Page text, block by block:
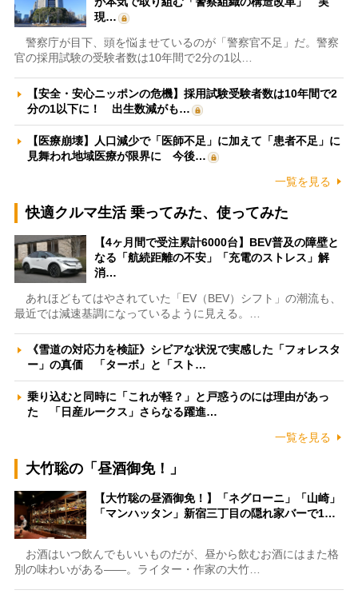
現…
警察庁が目下、頭を悩ませているのが「警察官不足」だ。警察
官の採用試験の受験者数は10年間で2分の1以…
【安全・安心ニッポンの危機】採用試験受験者数は10年間で2
分の1以下に！ 出生数減がも…
【医療崩壊】人口減少で「医師不足」に加えて「患者不足」に
見舞われ地域医療が限界に 今後…
一覧を見る
快適クルマ生活 乗ってみた、使ってみた
【4ヶ月間で受注累計6000台】BEV普及の障壁と
なる「航続距離の不安」「充電のストレス」解
消…
あれほどもてはやされていた「EV（BEV）シフト」の潮流も、
最近では減速基調になっているように見える。…
《雪道の対応力を検証》シビアな状況で実感した「フォレスタ
ー」の真価 「ターボ」と「スト…
乗り込むと同時に「これが軽？」と戸惑うのには理由があっ
た 「日産ルークス」さらなる躍進…
一覧を見る
大竹聡の「昼酒御免！」
【大竹聡の昼酒御免！】「ネグローニ」「山崎」
「マンハッタン」新宿三丁目の隠れ家バーで1…
お酒はいつ飲んでもいいものだが、昼から飲むお酒にはまた格
別の味わいがある――。ライター・作家の大竹…